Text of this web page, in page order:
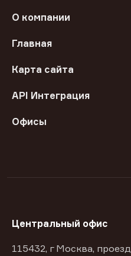
О компании
Главная
Карта сайта
API Интеграция
Офисы
Центральный офис
115432, г Москва, проезд